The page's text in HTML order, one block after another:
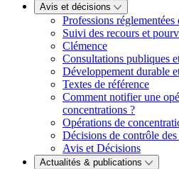
Avis et décisions
Professions
Suivi des recours et
Clémence
Consultations publiques
Développement durable
Textes de référence
Comment notifier une
concentrations ?
Opérations de
Décisions de contrôle
Avis et Décisions
Actualités & publications